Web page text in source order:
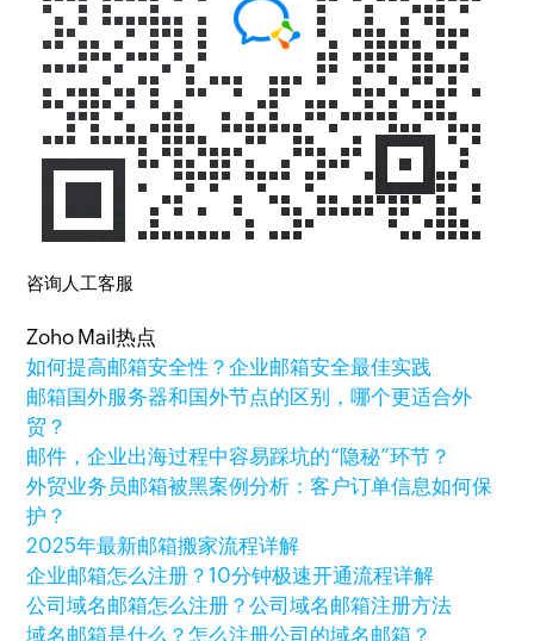
咨询人工客服
Zoho Mail热点
如何提高邮箱安全性？企业邮箱安全最佳实践
邮箱国外服务器和国外节点的区别，哪个更适合外
贸？
邮件，企业出海过程中容易踩坑的“隐秘”环节？
外贸业务员邮箱被黑案例分析：客户订单信息如何保
护？
2025年最新邮箱搬家流程详解
企业邮箱怎么注册？10分钟极速开通流程详解
公司域名邮箱怎么注册？公司域名邮箱注册方法
域名邮箱是什么？怎么注册公司的域名邮箱？